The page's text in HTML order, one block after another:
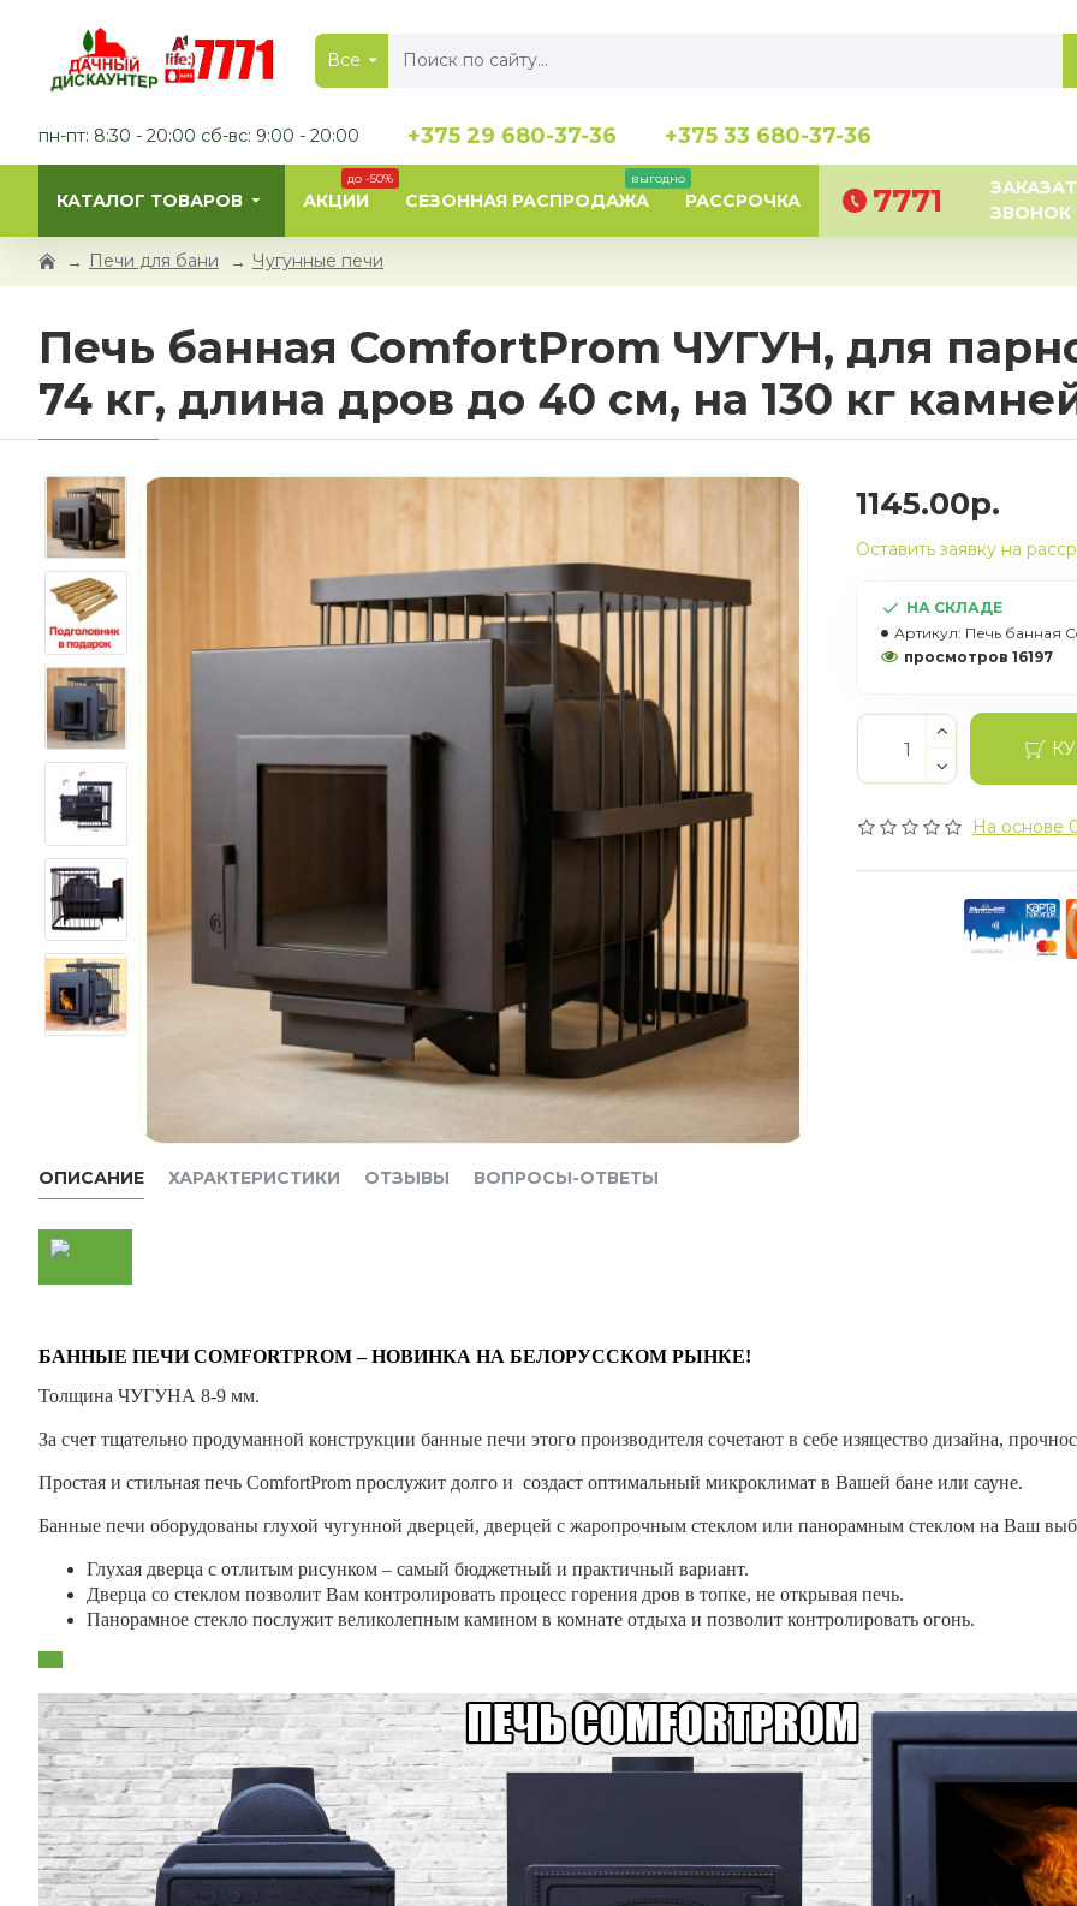
Все
пн-пт: 8:30 - 20:00 сб-вс: 9:00 - 20:00 +375 29 680-37-36 +375 33 680-37-36
КАТАЛОГ ТОВАРОВ АКЦИИ
до -50%
СЕЗОННАЯ РАСПРОДАЖА
выгодно
РАССРОЧКА 7771
ЗВОНОК
Печи для бани Чугунные печи
Печь банная ComfortProm ЧУГУН, для
74 кг, длина дров до 40 см, на 130 кг
НА СКЛАДЕ
Артикул: Печь банная
просмотров 16197
На основе
1145.00р.
Оставить заявку на
ОПИСАНИЕ ХАРАКТЕРИСТИКИ ОТЗЫВЫ ВОПРОСЫ-ОТВЕТЫ
БАННЫЕ ПЕЧИ COMFORTPROM – НОВИНКА НА БЕЛОРУССКОМ РЫНКЕ!
Толщина ЧУГУНА 8-9 мм.
За счет тщательно продуманной конструкции банные печи этого производителя сочетают в себе изящество дизайна,
Простая и стильная печь ComfortProm прослужит долго и создаст оптимальный микроклимат в Вашей бане или сауне.
Банные печи оборудованы глухой чугунной дверцей, дверцей с жаропрочным стеклом или панорамным стеклом на Ваш
Глухая дверца с отлитым рисунком – самый бюджетный и практичный вариант.
Дверца со стеклом позволит Вам контролировать процесс горения дров в топке, не открывая печь.
Панорамное стекло послужит великолепным камином в комнате отдыха и позволит контролировать огонь.